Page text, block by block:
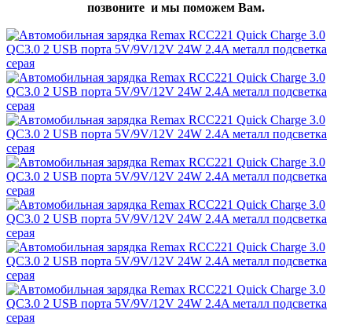
позвоните и мы поможем Вам.